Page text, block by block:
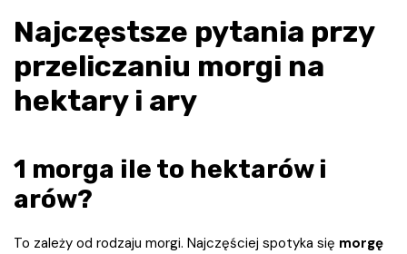
Najczęstsze pytania przy
przeliczaniu morgi na
hektary i ary
1 morga ile to hektarów i
arów?
To zależy od rodzaju morgi. Najczęściej spotyka się morgę